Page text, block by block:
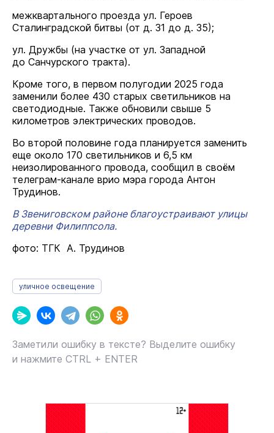
межквартального проезда ул. Героев
Сталинградской битвы (от д. 31 до д. 35);
ул. Дружбы (на участке от ул. Западной
до Санчурского тракта).
Кроме того, в первом полугодии 2025 года
заменили более 430 старых светильников на
светодиодные. Также обновили свыше 5
километров электрических проводов.
Во второй половине года планируется заменить
еще около 170 светильников и 6,5 км
неизолированного провода, сообщил в своём
телеграм-канале врио мэра города Антон
Трудинов.
В Звениговском районе благоустраивают улицы
деревни Филиппсола.
фото: ТГК А. Трудинов
уличное освещение
Заметили ошибку в тексте? Выделите ошибку
и нажмите CTRL + ENTER